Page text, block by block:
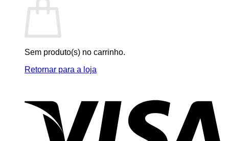
Sem produto(s) no carrinho.
Retornar para a loja